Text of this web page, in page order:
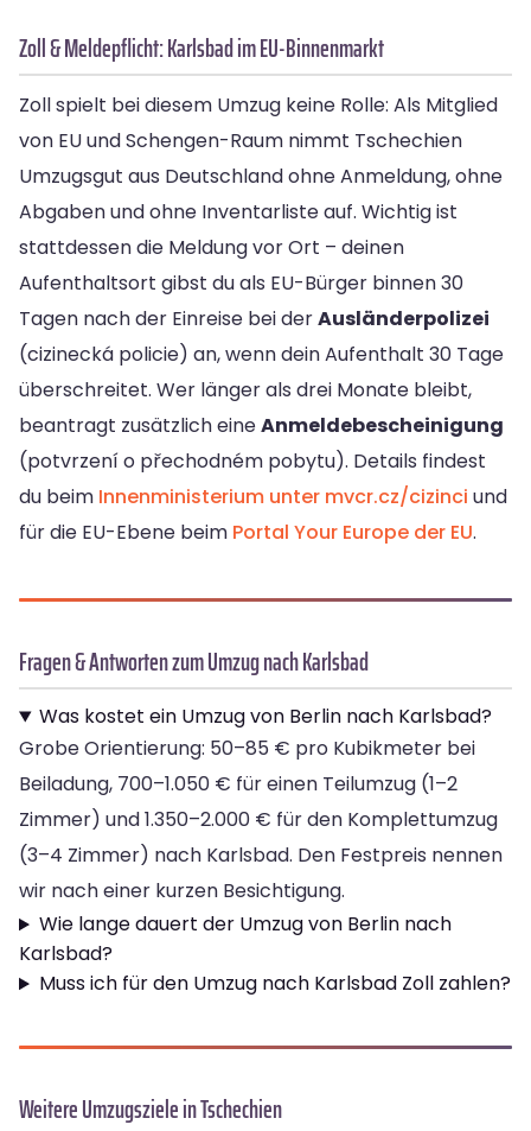
Zoll & Meldepflicht: Karlsbad im EU-Binnenmarkt
Zoll spielt bei diesem Umzug keine Rolle: Als Mitglied
von EU und Schengen-Raum nimmt Tschechien
Umzugsgut aus Deutschland ohne Anmeldung, ohne
Abgaben und ohne Inventarliste auf. Wichtig ist
stattdessen die Meldung vor Ort – deinen
Aufenthaltsort gibst du als EU-Bürger binnen 30
Tagen nach der Einreise bei derAusländerpolizei
(cizinecká policie) an, wenn dein Aufenthalt 30 Tage
überschreitet. Wer länger als drei Monate bleibt,
beantragt zusätzlich eineAnmeldebescheinigung
(potvrzení o přechodném pobytu). Details findest
du beim Innenministerium unter mvcr.cz/cizinci und
für die EU-Ebene beim Portal Your Europe der EU.
Fragen & Antworten zum Umzug nach Karlsbad
Was kostet ein Umzug von Berlin nach Karlsbad?
Grobe Orientierung: 50–85 € pro Kubikmeter bei
Beiladung, 700–1.050 € für einen Teilumzug (1–2
Zimmer) und 1.350–2.000 € für den Komplettumzug
(3–4 Zimmer) nach Karlsbad. Den Festpreis nennen
wir nach einer kurzen Besichtigung.
Wie lange dauert der Umzug von Berlin nach
Karlsbad?
Muss ich für den Umzug nach Karlsbad Zoll zahlen?
Weitere Umzugsziele in Tschechien